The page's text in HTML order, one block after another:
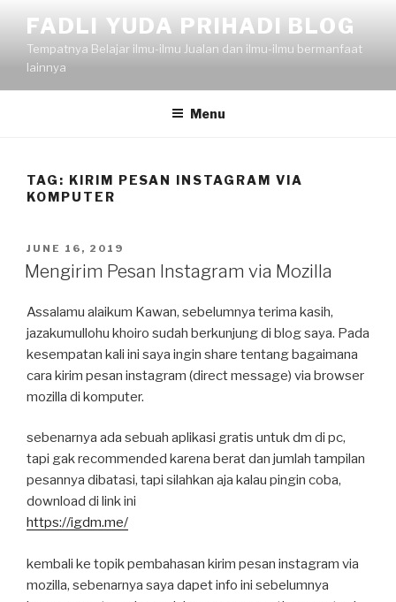
content
FADLI YUDA PRIHADI BLOG
Tempatnya Belajar ilmu-ilmu Jualan dan ilmu-ilmu bermanfaat
lainnya
Menu
TAG: KIRIM PESAN INSTAGRAM VIA
KOMPUTER
POSTED
ON
JUNE 16, 2019
Mengirim Pesan Instagram via Mozilla
Assalamu alaikum Kawan, sebelumnya terima kasih,
jazakumullohu khoiro sudah berkunjung di blog saya. Pada
kesempatan kali ini saya ingin share tentang bagaimana
cara kirim pesan instagram (direct message) via browser
mozilla di komputer.
sebenarnya ada sebuah aplikasi gratis untuk dm di pc,
tapi gak recommended karena berat dan jumlah tampilan
pesannya dibatasi, tapi silahkan aja kalau pingin coba,
download di link ini
https://igdm.me/
kembali ke topik pembahasan kirim pesan instagram via
mozilla, sebenarnya saya dapet info ini sebelumnya